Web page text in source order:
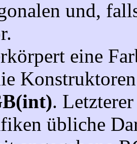
und,
eine
.
übliche